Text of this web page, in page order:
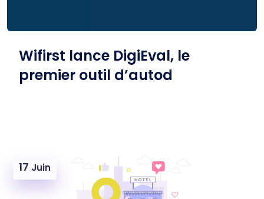
Wifirst lance DigiEval, le
premier outil d’autod
17 Juin